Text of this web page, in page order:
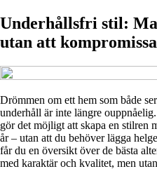
Underhållsfri stil:
utan att
Drömmen om ett hem som både
underhåll är inte längre
gör det möjligt att skapa en stilren
år – utan att du behöver lägga
får du en översikt över de bästa
med karaktär och kvalitet, men